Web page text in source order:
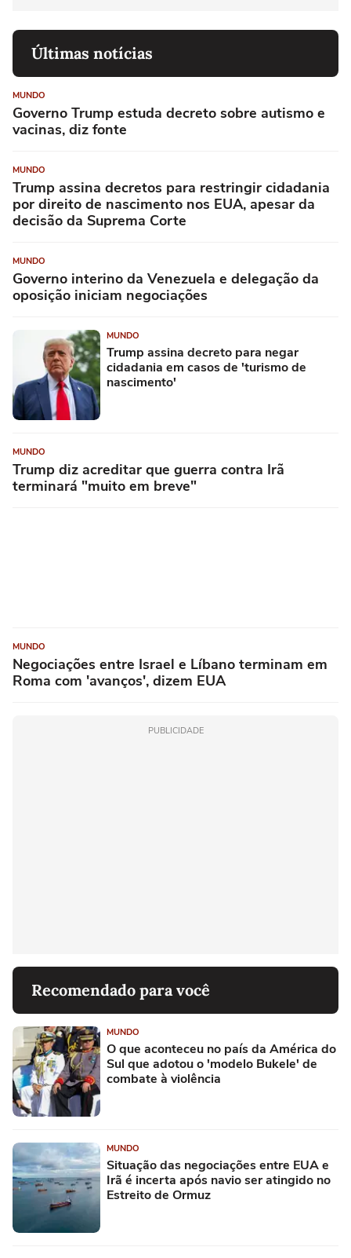
Últimas notícias
MUNDO
Governo Trump estuda decreto sobre autismo e
vacinas, diz fonte
MUNDO
Trump assina decretos para restringir cidadania
por direito de nascimento nos EUA, apesar da
decisão da Suprema Corte
MUNDO
Governo interino da Venezuela e delegação da
oposição iniciam negociações
MUNDO
Trump assina decreto para negar
cidadania em casos de 'turismo de
nascimento'
MUNDO
Trump diz acreditar que guerra contra Irã
terminará "muito em breve"
MUNDO
Negociações entre Israel e Líbano terminam em
Roma com 'avanços', dizem EUA
PUBLICIDADE
Recomendado para você
MUNDO
O que aconteceu no país da América do
Sul que adotou o 'modelo Bukele' de
combate à violência
MUNDO
Situação das negociações entre EUA e
Irã é incerta após navio ser atingido no
Estreito de Ormuz